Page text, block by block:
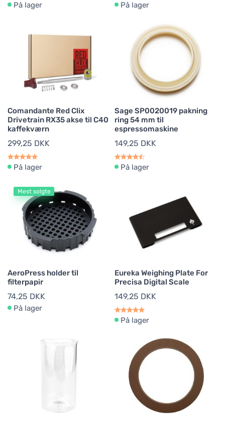
På lager På lager
Comandante Red Clix
Drivetrain RX35 akse til C40
kaffekværn
299,25 DKK
På lager
Sage SP0020019 pakning
ring 54 mm til
espressomaskine
149,25 DKK
På lager
Mest solgte
AeroPress holder til
filterpapir
74,25 DKK
På lager
Eureka Weighing Plate For
Precisa Digital Scale
149,25 DKK
På lager